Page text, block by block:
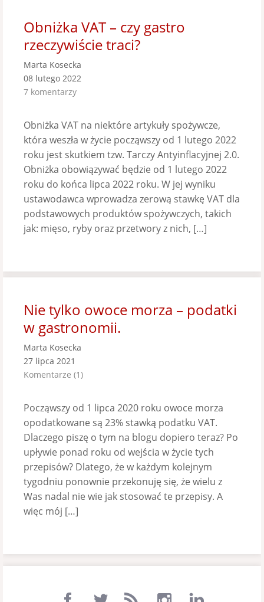
Obniżka VAT – czy gastro
rzeczywiście traci?
Marta Kosecka
08 lutego 2022
7 komentarzy
Obniżka VAT na niektóre artykuły spożywcze,
która weszła w życie począwszy od 1 lutego 2022
roku jest skutkiem tzw. Tarczy Antyinflacyjnej 2.0.
Obniżka obowiązywać będzie od 1 lutego 2022
roku do końca lipca 2022 roku. W jej wyniku
ustawodawca wprowadza zerową stawkę VAT dla
podstawowych produktów spożywczych, takich
jak: mięso, ryby oraz przetwory z nich, […]
Nie tylko owoce morza – podatki
w gastronomii.
Marta Kosecka
27 lipca 2021
Komentarze (1)
Począwszy od 1 lipca 2020 roku owoce morza
opodatkowane są 23% stawką podatku VAT.
Dlaczego piszę o tym na blogu dopiero teraz? Po
upływie ponad roku od wejścia w życie tych
przepisów? Dlatego, że w każdym kolejnym
tygodniu ponownie przekonuję się, że wielu z
Was nadal nie wie jak stosować te przepisy. A
więc mój […]